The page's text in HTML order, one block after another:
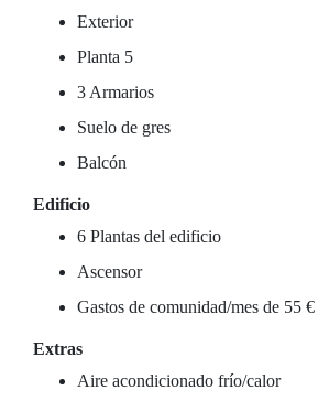
Exterior
Planta 5
3 Armarios
Suelo de gres
Balcón
Edificio
6 Plantas del edificio
Ascensor
Gastos de comunidad/mes de 55 €
Extras
Aire acondicionado frío/calor